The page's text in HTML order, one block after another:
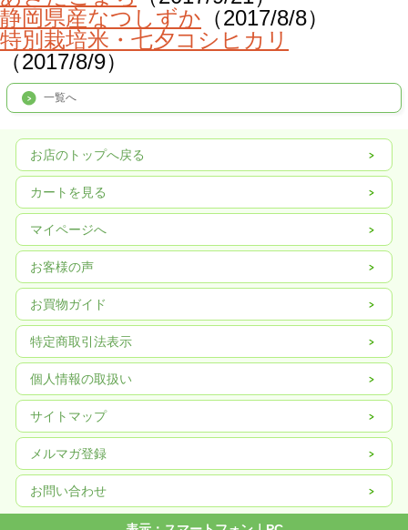
静岡県産なつしずか （2017/8/8）
特別栽培米・七夕コシヒカリ
（2017/8/9）
一覧へ
お店のトップへ戻る
カートを見る
マイページへ
お客様の声
お買物ガイド
特定商取引法表示
個人情報の取扱い
サイトマップ
メルマガ登録
お問い合わせ